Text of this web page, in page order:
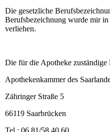
Die gesetzliche
Berufsbezeichnung wurde mir
verliehen.
Die für die Apotheke zuständige
Apothekenkammer des
Zähringer Straße 5
66119 Saarbrücken